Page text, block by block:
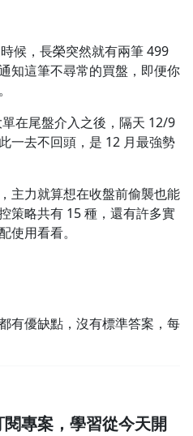
候，長榮突然就有兩筆 499
知這筆不尋常的買盤，即便你
在尾盤介入之後，隔天 12/9
一去不回頭，是 12 月最強勢
主力就算想在收盤前偷襲也能
策略共有 15 種，還有許多實
使用看看。
有優缺點，沒有標準答案，每
專案，學習從今天開